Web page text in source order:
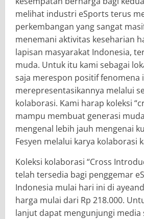
melihat industri eSports terus
perkembangan yang sangat
menemani aktivitas keseharian
lapisan masyarakat Indonesia,
muda. Untuk itu kami sebagai
saja merespon positif fenomena
merepresentasikannya melalui
kolaborasi. Kami harap koleksi
mampu membuat generasi
mengenal lebih jauh mengenai
Fesyen melalui karya kolaborasi
Koleksi kolaborasi “Cross
telah tersedia bagi penggemar
Indonesia mulai hari ini di
harga mulai dari Rp 218.000.
lanjut dapat mengunjungi media